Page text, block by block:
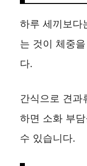
하루 세끼보다
는 것이 체중
다.
간식으로 견과
하면 소화 부
수 있습니다.